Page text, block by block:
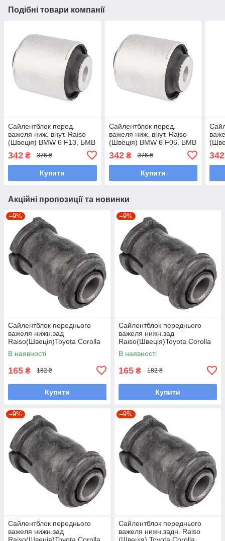
Подібні товари компанії
Сайлентблок перед.
важеля ниж. внут. Raiso
(Швеція) BMW 6 F13, БМВ
UADOFFD7
342 ₴ 376 ₴
Купити
Сайлентблок перед.
важеля ниж. внут. Raiso
(Швеція) BMW 6 F06, БМВ
UAALYPQ7
342₴ 376 ₴
Купити
342
Акційні пропозиції та новинки
–9%
Сайлентблок переднього
важеля нижн.зад
Raiso(Швеція)Toyota Corolla
Compact,Тойота
Королла#RL-486120H
В наявності
165 ₴ 182 ₴
Купити
–9%
Сайлентблок переднього
важеля нижн.зад
Raiso(Швеція)Toyota Corolla
Liftback,Тойота Корола#RL-
486120H UAQBDMH7
В наявності
165 ₴ 182 ₴
Купити
–9%
Сайлентблок переднього
важеля нижн.зад
Raiso(Швеція)Toyota Corolla
–9%
Сайлентблок переднього
важеля нижн.задн. Raiso
(Швеція) Toyota Corolla,